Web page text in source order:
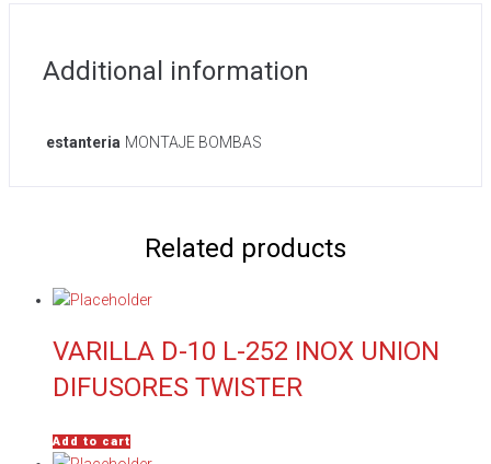
Additional information
estanteria MONTAJE BOMBAS
Related products
VARILLA D-10 L-252 INOX UNION
DIFUSORES TWISTER
Add to cart